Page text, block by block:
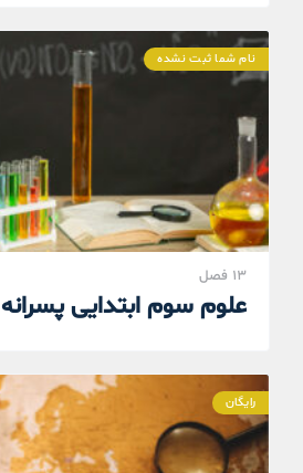
نام شما ثبت نشده
13 فصل
علوم سوم ابتدایی پسرانه
رایگان